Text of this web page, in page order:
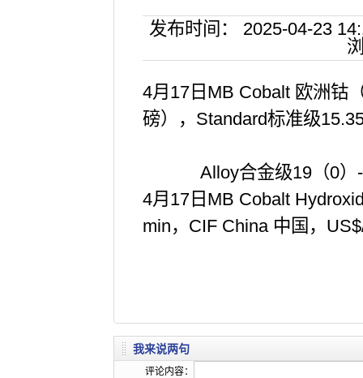
发布时间： 2025-04-23
4月17日MB Cobalt 欧洲钴
磅）， Standard标准级
Alloy合金级19（0）-
4月17日MB Cobalt
min，CIF China 中国，
我来说两句
评论内容：